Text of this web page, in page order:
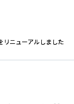
リニューアルしました
リニューアルしました